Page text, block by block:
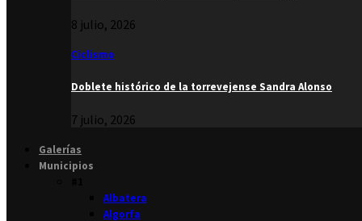
8 julio, 2026
Ciclismo
Doblete histórico de la torrevejense Sandra Alonso
7 julio, 2026
Galerías
Municipios
Albatera
Algorfa